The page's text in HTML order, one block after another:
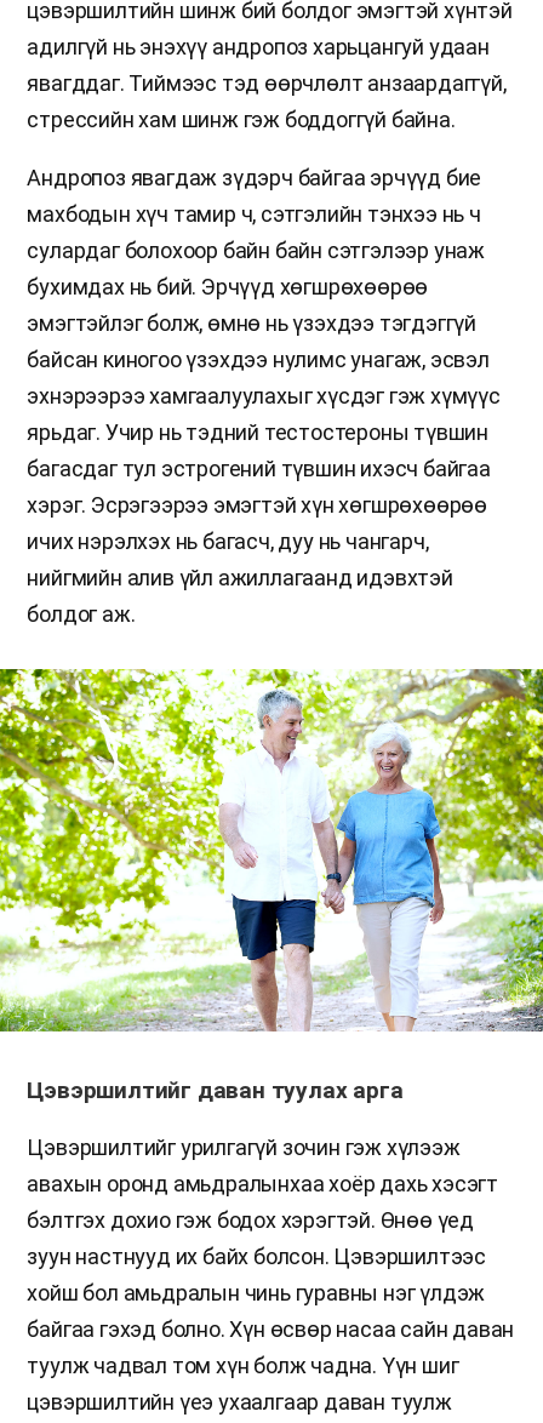
цэвэршилтийн шинж бий болдог эмэгтэй хүнтэй
адилгүй нь энэхүү андропоз харьцангуй удаан
явагддаг. Тиймээс тэд өөрчлөлт анзаардаггүй,
стрессийн хам шинж гэж боддоггүй байна.
Андропоз явагдаж зүдэрч байгаа эрчүүд бие
махбодын хүч тамир ч, сэтгэлийн тэнхээ нь ч
сулардаг болохоор байн байн сэтгэлээр унаж
бухимдах нь бий. Эрчүүд хөгшрөхөөрөө
эмэгтэйлэг болж, өмнө нь үзэхдээ тэгдэггүй
байсан киногоо үзэхдээ нулимс унагаж, эсвэл
эхнэрээрээ хамгаалуулахыг хүсдэг гэж хүмүүс
ярьдаг. Учир нь тэдний тестостероны түвшин
багасдаг тул эстрогений түвшин ихэсч байгаа
хэрэг. Эсрэгээрээ эмэгтэй хүн хөгшрөхөөрөө
ичих нэрэлхэх нь багасч, дуу нь чангарч,
нийгмийн алив үйл ажиллагаанд идэвхтэй
болдог аж.
Цэвэршилтийг даван туулах арга
Цэвэршилтийг урилгагүй зочин гэж хүлээж
авахын оронд амьдралынхаа хоёр дахь хэсэгт
бэлтгэх дохио гэж бодох хэрэгтэй. Өнөө үед
зуун настнууд их байх болсон. Цэвэршилтээс
хойш бол амьдралын чинь гуравны нэг үлдэж
байгаа гэхэд болно. Хүн өсвөр насаа сайн даван
туулж чадвал том хүн болж чадна. Үүн шиг
цэвэршилтийн үеэ ухаалгаар даван туулж